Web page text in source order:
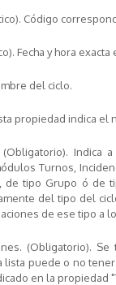
Código
Fecha y hora
del ciclo.
propiedad indica el
(Obligatorio). Indica
Turnos,
de tipo Grupo ó de
del tipo del
de ese tipo a
. (Obligatorio).
lista puede o no
en la propiedad